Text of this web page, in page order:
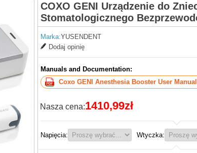
COXO GENI Urządzenie do
Stomatologicznego
Marka:YUSENDENT
Dodaj opinię
Manuals and Documentation:
Coxo GENI Anesthesia Booster User
Nasza cena:1410,99zł
Napięcia: Wtyczka: